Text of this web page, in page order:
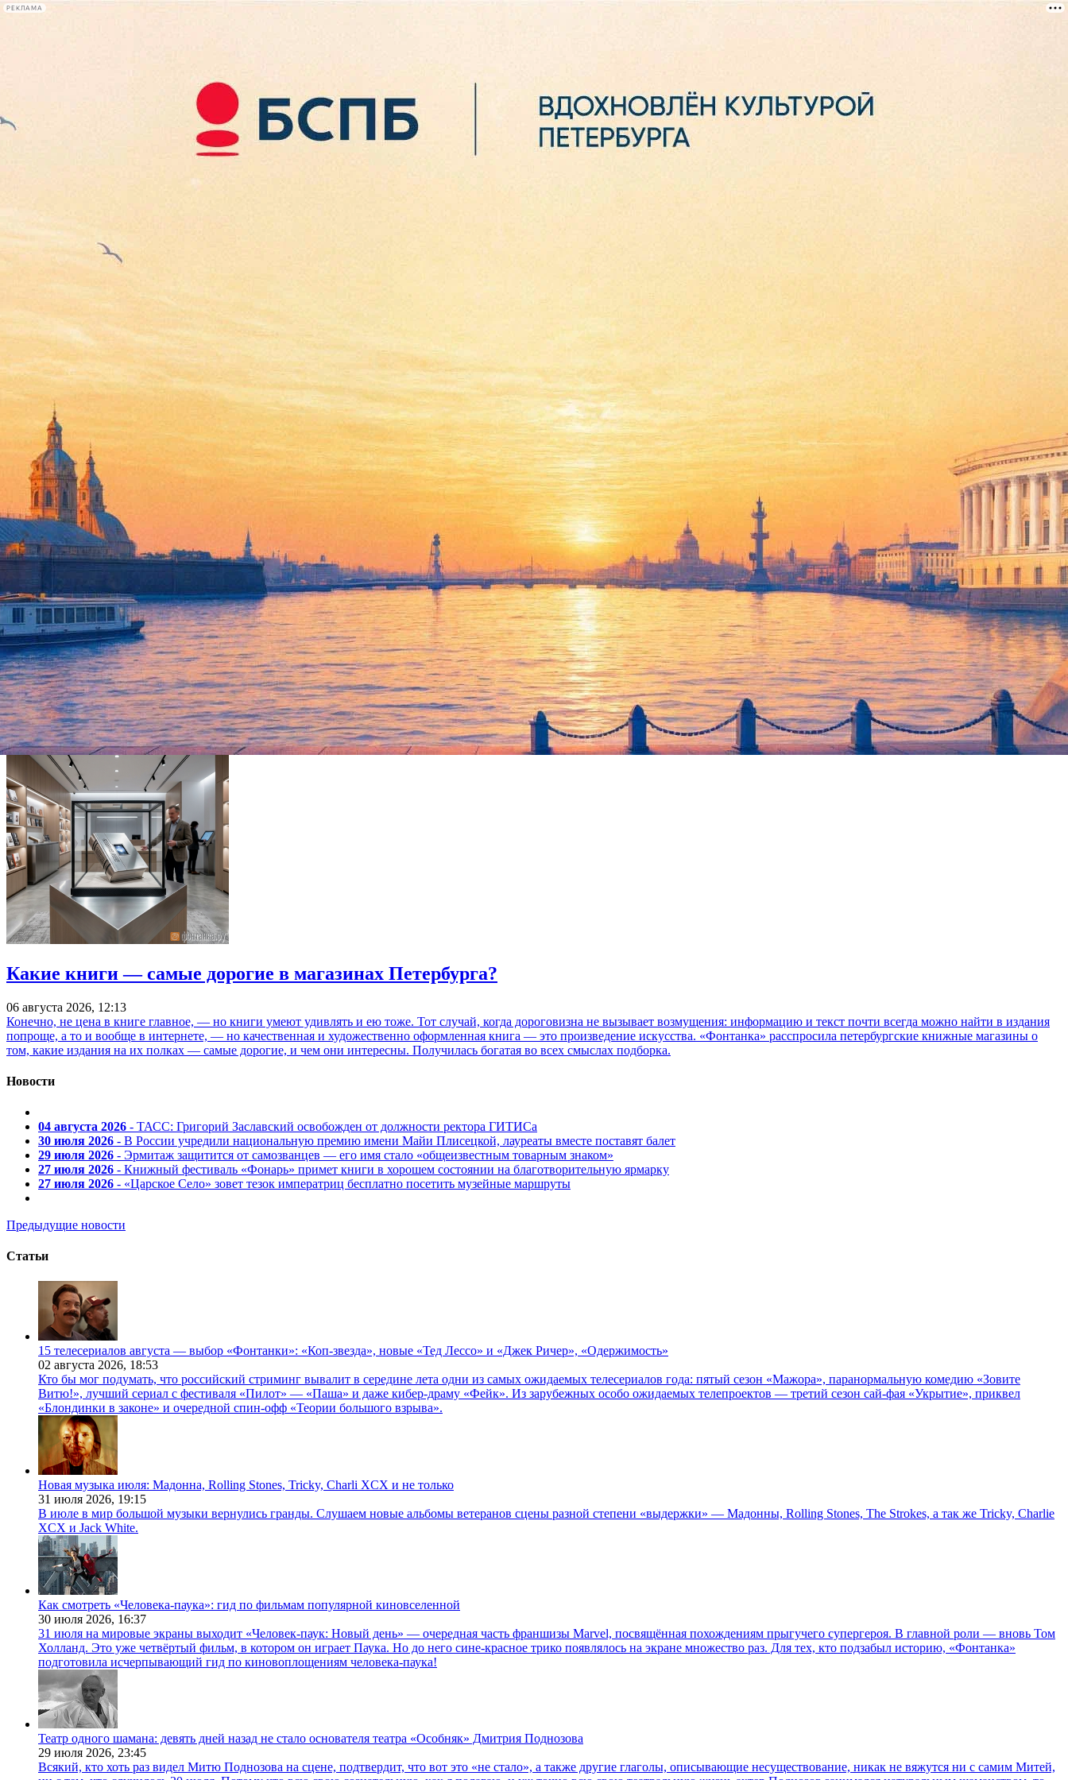
РЕКЛАМА
лекции
книги
Джим Керри снимается в сиквеле «Тупого и еще тупее»
13 марта 2013,
Американский актер Джим Керри подтвердил, что готов к съемкам сиквела «Тупого и еще тупее». Об этом актер рассказал в интервью изданию «Е!».
Керри сказал буквально следующее: «Я готов. Есть сценарий. Он хорош. Нам с Джеффом не терпится начать».
Создатели оригинального фильма 1994 года Питер и Бобби Фаррелли объявили о готовности приступить к работе над продолжением картины еще в 2011 году. Однако потом Джим Керри и
Джефф Дэниелс, сыгравшие главных героев фильма, друзей Ллойда и Гарри, выразили сомнение по поводу своего участия в новом проекте. Впоследствии оба актера неоднократно меняли
свое решение. До недавнего времени Дэниелс был скорее согласен играть, чем нет — если с ним сыграет Керри. По интервью последнего нельзя было сделать однозначный вывод о его
решении.
В январе 2012 года Питер Фаррелли сказал, что проект ищет спонсора на стороне, но выпускать картину будет, как он надеется, Warner Bros. В настоящее время он ведет переговоры со
студией. Керри подтвердил, что административные и финансовые вопросы по-прежнему не решены, и проекту пока «не дали зеленый свет».
В новом фильме будет рассказываться о том, как один из друзей будет упрашивать своего сына, найденного через двадцать лет после событий оригинального кино, стать донором почки. Так
или иначе Фарелли убежден, что «подобные фильмы делает не сюжет, а образы персонажей».
Источник:Лента.ру
Какие книги — самые дорогие в магазинах Петербурга?
06 августа 2026, 12:13
Конечно, не цена в книге главное, — но книги умеют удивлять и ею тоже. Тот случай, когда дороговизна не вызывает возмущения: информацию и текст почти всегда можно найти в издания
попроще, а то и вообще в интернете, — но качественная и художественно оформленная книга — это произведение искусства. «Фонтанка» расспросила петербургские книжные магазины о
том, какие издания на их полках — самые дорогие, и чем они интересны. Получилась богатая во всех смыслах подборка.
Новости
04 августа 2026 - ТАСС: Григорий Заславский освобожден от должности ректора ГИТИСа
30 июля 2026 - В России учредили национальную премию имени Майи Плисецкой, лауреаты вместе поставят балет
29 июля 2026 - Эрмитаж защитится от самозванцев — его имя стало «общеизвестным товарным знаком»
27 июля 2026 - Книжный фестиваль «Фонарь» примет книги в хорошем состоянии на благотворительную ярмарку
27 июля 2026 - «Царское Село» зовет тезок императриц бесплатно посетить музейные маршруты
Предыдущие новости
Статьи
15 телесериалов августа — выбор «Фонтанки»: «Коп-звезда», новые «Тед Лессо» и «Джек Ричер», «Одержимость»
02 августа 2026, 18:53
Кто бы мог подумать, что российский стриминг вывалит в середине лета одни из самых ожидаемых телесериалов года: пятый сезон «Мажора», паранормальную комедию «Зовите
Витю!», лучший сериал с фестиваля «Пилот» — «Паша» и даже кибер-драму «Фейк». Из зарубежных особо ожидаемых телепроектов — третий сезон сай-фая «Укрытие», приквел
«Блондинки в законе» и очередной спин-офф «Теории большого взрыва».
Новая музыка июля: Мадонна, Rolling Stones, Tricky, Charli XCX и не только
31 июля 2026, 19:15
В июле в мир большой музыки вернулись гранды. Слушаем новые альбомы ветеранов сцены разной степени «выдержки» — Мадонны, Rolling Stones, The Strokes, а так же Tricky, Charlie
XCX и Jack White.
Как смотреть «Человека-паука»: гид по фильмам популярной киновселенной
30 июля 2026, 16:37
31 июля на мировые экраны выходит «Человек-паук: Новый день» — очередная часть франшизы Marvel, посвящённая похождениям прыгучего супергероя. В главной роли — вновь Том
Холланд. Это уже четвёртый фильм, в котором он играет Паука. Но до него сине-красное трико появлялось на экране множество раз. Для тех, кто подзабыл историю, «Фонтанка»
подготовила исчерпывающий гид по киновоплощениям человека-паука!
Театр одного шамана: девять дней назад не стало основателя театра «Особняк» Дмитрия Поднозова
29 июля 2026, 23:45
Всякий, кто хоть раз видел Митю Поднозова на сцене, подтвердит, что вот это «не стало», а также другие глаголы, описывающие несуществование, никак не вяжутся ни с самим Митей,